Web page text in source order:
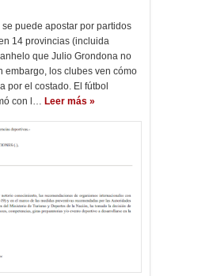
se puede apostar por partidos
14 provincias (incluida
que Julio Grondona no
embargo, los clubes ven cómo
por el costado. El fútbol
con l… Leer más »